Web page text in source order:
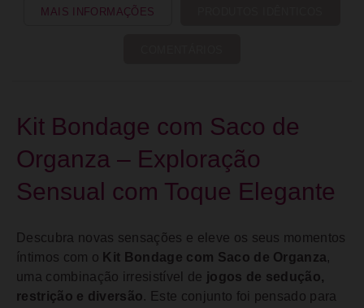
MAIS INFORMAÇÕES
Kit Bondage com Saco de
Organza – Exploração
Sensual com Toque Elegante
Descubra novas sensações e eleve os seus momentos
íntimos com o Kit Bondage com Saco de Organza,
uma combinação irresistível de jogos de sedução,
restrição e diversão. Este conjunto foi pensado para